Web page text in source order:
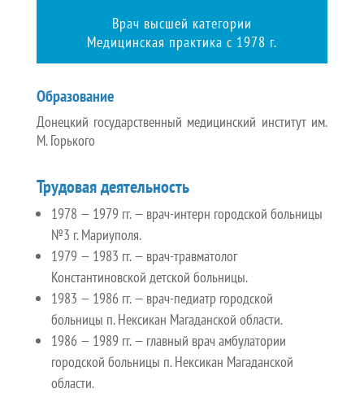
Врач высшей категории
Медицинская практика с 1978 г.
Образование
Донецкий государственный медицинский институт им.
М. Горького
Трудовая деятельность
1978 — 1979 гг. — врач-интерн городской больницы
№3 г. Мариуполя.
1979 — 1983 гг. — врач-травматолог
Константиновской детской больницы.
1983 — 1986 гг. — врач-педиатр городской
больницы п. Нексикан Магаданской области.
1986 — 1989 гг. — главный врач амбулатории
городской больницы п. Нексикан Магаданской
области.